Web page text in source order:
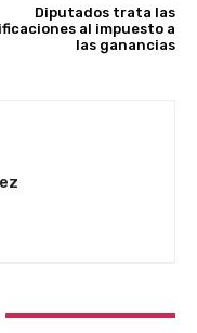
Diputados trata las
al impuesto a
las ganancias